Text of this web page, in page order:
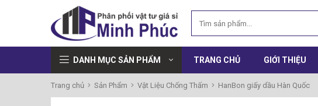
TRANG CHỦ GIỚI THIỆU
DANH MỤC SẢN PHẨM
Trang chủ Sản Phẩm Vật Liệu Chống Thấm HanBon giấy dầu Hàn Quốc